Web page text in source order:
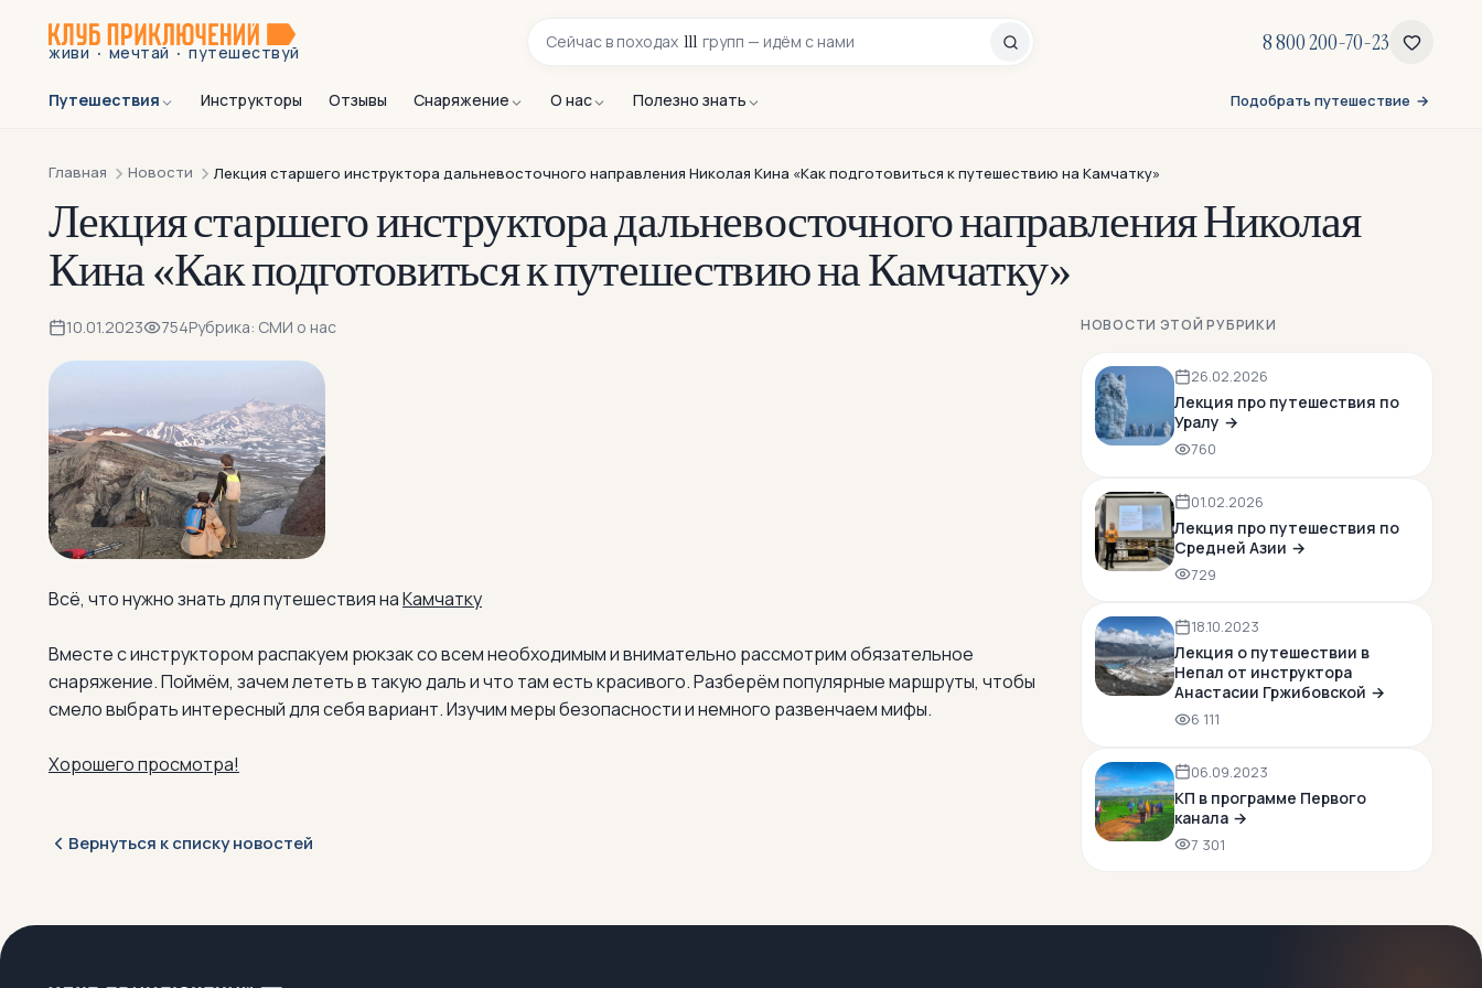
живи · мечтай · путешествуй
Сейчас в походах 111 групп — идём с нами 8 800 200-70-23
Путешествия Инструкторы Отзывы Снаряжение О нас Полезно знать Подобрать путешествие
Главная Новости Лекция старшего инструктора дальневосточного направления Николая Кина «Как подготовиться к путешествию на Камчатку»
Лекция старшего инструктора дальневосточного направления Николая
Кина «Как подготовиться к путешествию на Камчатку»
10.01.2023 754Рубрика: СМИ о нас
Всё, что нужно знать для путешествия наКамчатку
Вместе с инструктором распакуем рюкзак со всем необходимым и внимательно рассмотрим обязательное
снаряжение. Поймём, зачем лететь в такую даль и что там есть красивого. Разберём популярные маршруты, чтобы
смело выбрать интересный для себя вариант. Изучим меры безопасности и немного развенчаем мифы.
Хорошего просмотра!
Вернуться к списку новостей
НОВОСТИ ЭТОЙ РУБРИКИ
26.02.2026
Лекция про путешествия по
Уралу
760
01.02.2026
Лекция про путешествия по
Средней Азии
729
18.10.2023
Лекция о путешествии в
Непал от инструктора
Анастасии Гржибовской
6 111
06.09.2023
КП в программе Первого
канала
7 301